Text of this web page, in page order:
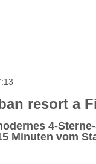
resort a
4-
Minuten vom